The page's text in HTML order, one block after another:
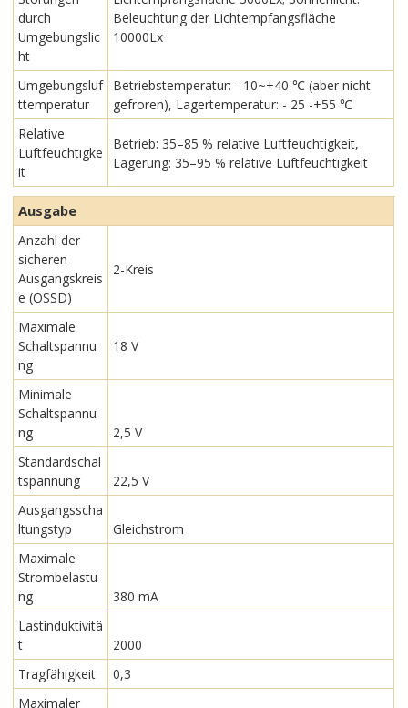
durch
Umgebungslic
ht
Beleuchtung der Lichtempfangsfläche
10000Lx
Umgebungsluf
ttemperatur
Betriebstemperatur: - 10~+40 ℃ (aber nicht
gefroren), Lagertemperatur: - 25 -+55 ℃
Relative
Luftfeuchtigke
it
Betrieb: 35–85 % relative Luftfeuchtigkeit,
Lagerung: 35–95 % relative Luftfeuchtigkeit
Ausgabe
Anzahl der
sicheren
Ausgangskreis
e (OSSD)
2-Kreis
Maximale
Schaltspannu
ng
18 V
Minimale
Schaltspannu
ng
2,5 V
Standardschal
tspannung
22,5 V
Ausgangsscha
ltungstyp
Gleichstrom
Maximale
Strombelastu
ng
380 mA
Lastinduktivitä
t
2000
Tragfähigkeit
0,3
Maximaler